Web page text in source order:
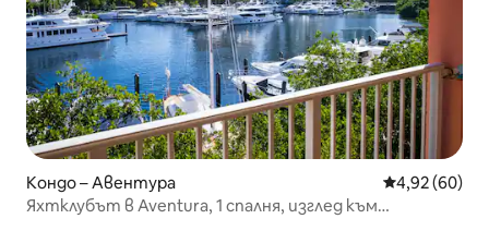
Кондо – Авентура Средна
4,92 (60)
Яхтклубът в Aventura, 1 спалня, изглед към